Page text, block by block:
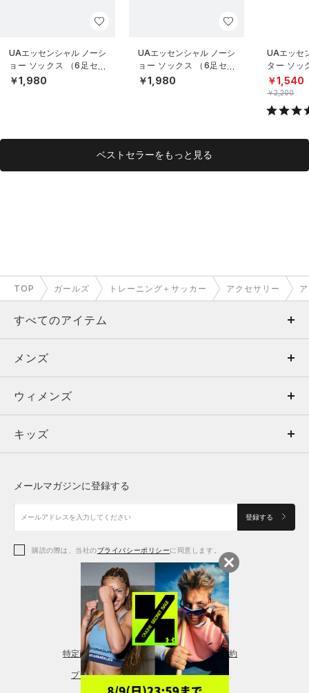
UAエッセンシャル ノーシ
ョー ソックス （6足セッ
ト）（トレーニング/KID
￥1,980
UAエッセンシャル ノーシ
ョー ソックス （6足セッ
ト）（トレーニング/KID
S）
￥1,980
UAエッセ
ター ソッ
ト）（ラ
DS）
￥1,540
￥2,200
ベストセラーをもっと見る
TOP ガールズ トレーニング＋サッカー アクセサリー
すべてのアイテム
メンズ
ウィメンズ
キッズ
アクセサリー
メンズ
トップス
ボトムス
アクセサリー
ウィメンズ
トップス
シューズ
アクセサリー
レギンス＆タイツ
キッズ
シューズ
メールマガジンに登録する
登録する
購読の際は、当社のプライバシーポリシーに同意します。
特定商取引法に基づく通販の表記 会員規約
プライバシーポリシー